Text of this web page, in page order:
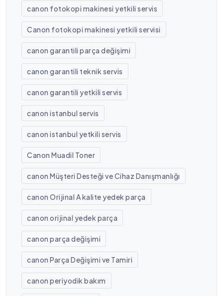
canon fotokopi makinesi yetkili servis
Canon fotokopi makinesi yetkili servisi
canon garantili parça değişimi
canon garantili teknik servis
canon garantili yetkili servis
canon istanbul servis
canon istanbul yetkili servis
Canon Muadil Toner
canon Müşteri Desteği ve Cihaz Danışmanlığı
canon Orijinal A kalite yedek parça
canon orijinal yedek parça
canon parça değişimi
canon Parça Değişimi ve Tamiri
canon periyodik bakım